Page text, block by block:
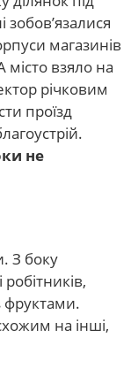
магазинів
місто взяло на
річковим
проїзд
не
З боку
фруктами.
на інші,